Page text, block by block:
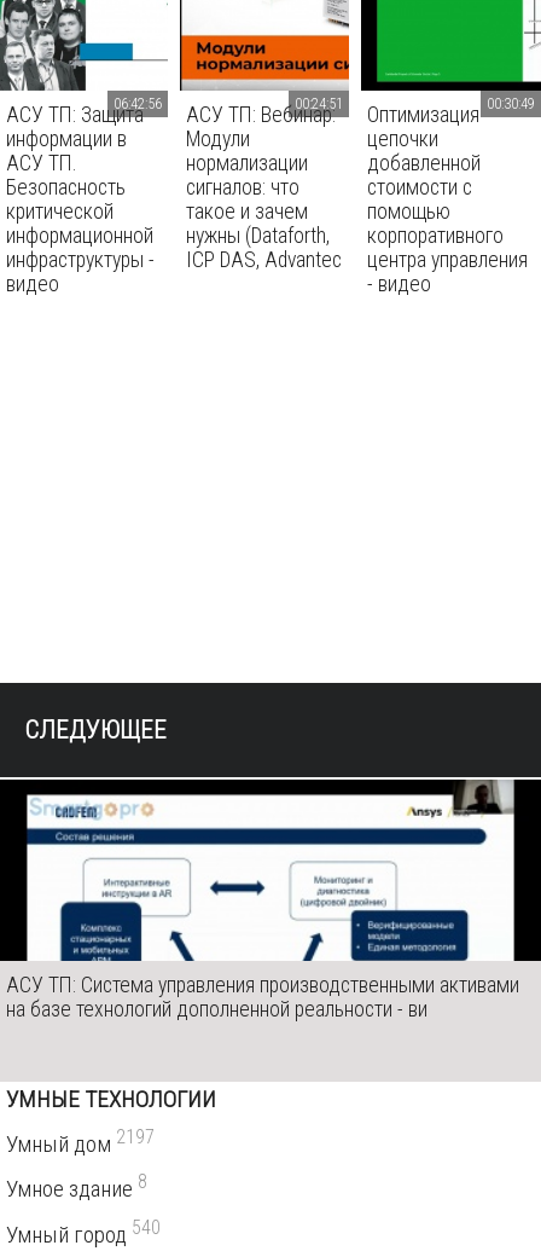
АСУ ТП: Защита
информации в
АСУ ТП.
Безопасность
критической
информационной
инфраструктуры -
видео
06:42:56
АСУ ТП: Вебинар:
Модули
нормализации
сигналов: что
такое и зачем
нужны (Dataforth,
ICP DAS, Advantec
00:24:51
Оптимизация
цепочки
добавленной
стоимости с
помощью
корпоративного
центра управления
- видео
00:30:49
СЛЕДУЮЩЕЕ
АСУ ТП: Система управления производственными активами
на базе технологий дополненной реальности - ви
УМНЫЕ ТЕХНОЛОГИИ
Умный дом 2197
Умное здание 8
Умный город 540